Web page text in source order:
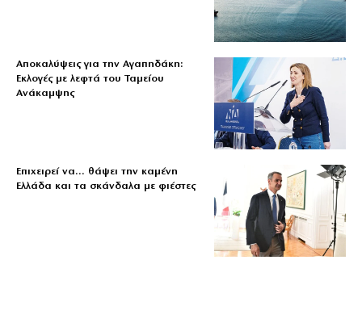
Αποκαλύψεις για την Αγαπηδάκη:
Εκλογές με λεφτά του Ταμείου
Ανάκαμψης
Επιχειρεί να… θάψει την καμένη
Ελλάδα και τα σκάνδαλα με φιέστες